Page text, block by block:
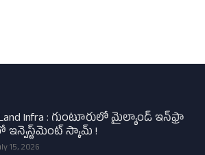
Infra : గుంటూరులో మైల్యాండ్ ఇన్‌ఫ్రా
స్కామ్ !
15, 2026